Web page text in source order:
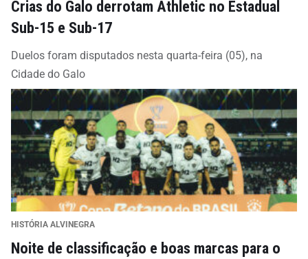
Crias do Galo derrotam Athletic no Estadual
Sub-15 e Sub-17
Duelos foram disputados nesta quarta-feira (05), na
Cidade do Galo
HISTÓRIA ALVINEGRA
Noite de classificação e boas marcas para o